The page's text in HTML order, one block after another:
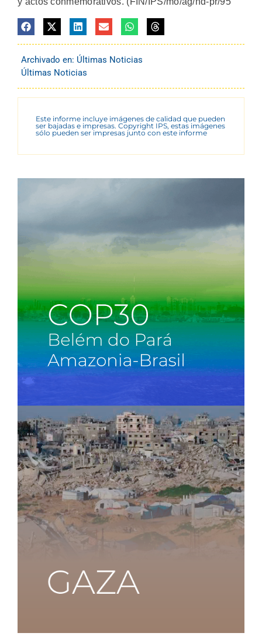
Archivado en: Últimas Noticias
Últimas Noticias
Este informe incluye imágenes de calidad que pueden
ser bajadas e impresas. Copyright IPS, estas imágenes
sólo pueden ser impresas junto con este informe